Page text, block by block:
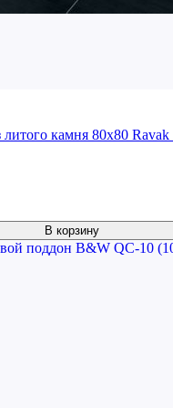
камня 80x80
В корзину